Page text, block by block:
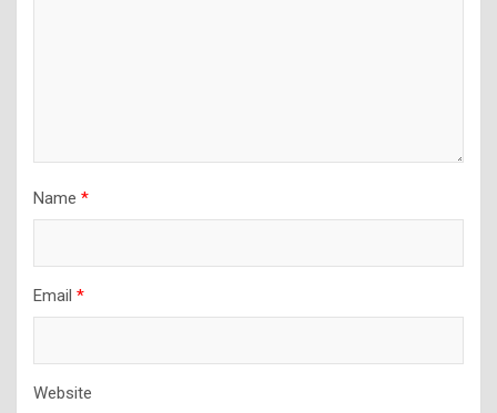
Name *
Email *
Website